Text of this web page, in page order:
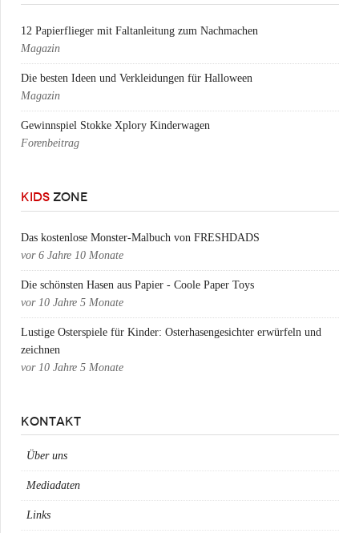
12 Papierflieger mit Faltanleitung zum Nachmachen
Magazin
Die besten Ideen und Verkleidungen für Halloween
Magazin
Gewinnspiel Stokke Xplory Kinderwagen
Forenbeitrag
KIDS ZONE
Das kostenlose Monster-Malbuch von FRESHDADS
vor 6 Jahre 10 Monate
Die schönsten Hasen aus Papier - Coole Paper Toys
vor 10 Jahre 5 Monate
Lustige Osterspiele für Kinder: Osterhasengesichter erwürfeln und
zeichnen
vor 10 Jahre 5 Monate
KONTAKT
Über uns
Mediadaten
Links